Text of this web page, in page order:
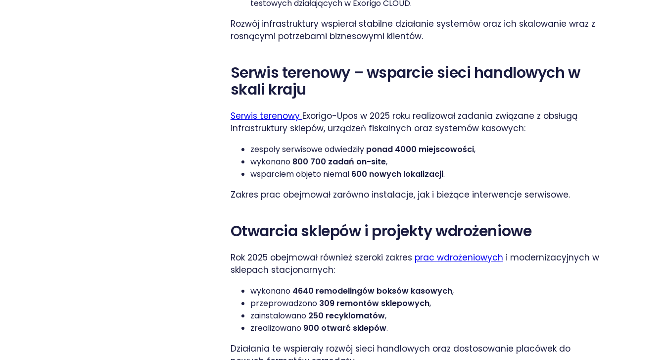
testowych działających w Exorigo CLOUD.
Rozwój infrastruktury wspierał stabilne działanie systemów oraz ich skalowanie wraz z
rosnącymi potrzebami biznesowymi klientów.
Serwis terenowy – wsparcie sieci handlowych w
skali kraju
Serwis terenowy Exorigo-Upos w 2025 roku realizował zadania związane z obsługą
infrastruktury sklepów, urządzeń fiskalnych oraz systemów kasowych:
zespoły serwisowe odwiedziły ponad 4000 miejscowości,
wykonano 800 700 zadań on-site,
wsparciem objęto niemal 600 nowych lokalizacji.
Zakres prac obejmował zarówno instalacje, jak i bieżące interwencje serwisowe.
Otwarcia sklepów i projekty wdrożeniowe
Rok 2025 obejmował również szeroki zakres prac wdrożeniowych i modernizacyjnych w
sklepach stacjonarnych:
wykonano 4640 remodelingów boksów kasowych,
przeprowadzono 309 remontów sklepowych,
zainstalowano 250 recyklomatów,
zrealizowano 900 otwarć sklepów.
Działania te wspierały rozwój sieci handlowych oraz dostosowanie placówek do